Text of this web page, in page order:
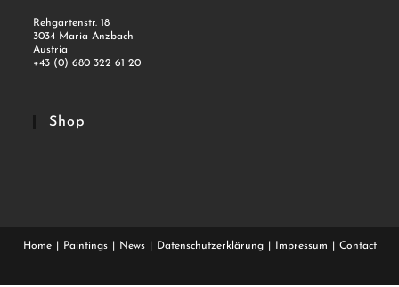
Rehgartenstr. 18
3034 Maria Anzbach
Austria
+43 (0) 680 322 61 20
Shop
Home Paintings News Datenschutzerklärung Impressum Contact